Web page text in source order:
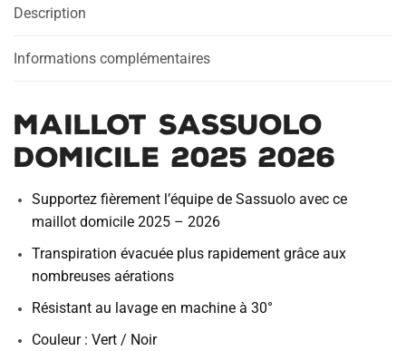
Description
Informations complémentaires
Maillot Sassuolo
Domicile 2025 2026
Supportez fièrement l’équipe de Sassuolo avec ce
maillot domicile 2025 – 2026
Transpiration évacuée plus rapidement grâce aux
nombreuses aérations
Résistant au lavage en machine à 30°
Couleur : Vert / Noir